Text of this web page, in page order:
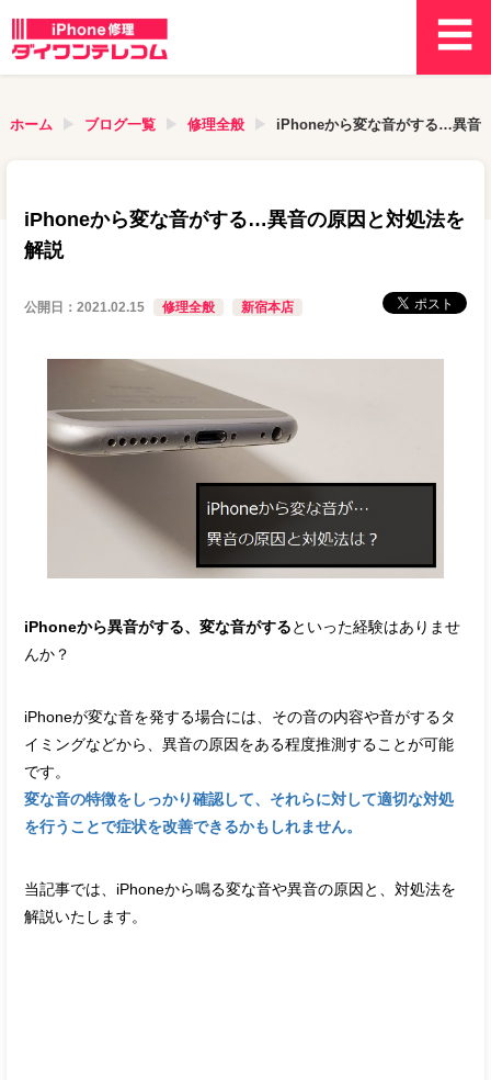
ホーム ブログ一覧 修理全般 iPhoneから変な音がする…異音
iPhoneから変な音がする…異音の原因と対処法を
解説
公開日：2021.02.15 修理全般 新宿本店
iPhoneから異音がする、変な音がするといった経験はありませ
んか？
iPhoneが変な音を発する場合には、その音の内容や音がするタ
イミングなどから、異音の原因をある程度推測することが可能
です。
変な音の特徴をしっかり確認して、それらに対して適切な対処
を行うことで症状を改善できるかもしれません。
当記事では、iPhoneから鳴る変な音や異音の原因と、対処法を
解説いたします。